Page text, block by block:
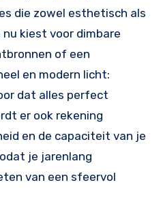
die zowel esthetisch als
kiest voor dimbare
of een
en modern licht:
dat alles perfect
er ook rekening
en de capaciteit van je
je jarenlang
van een sfeervol